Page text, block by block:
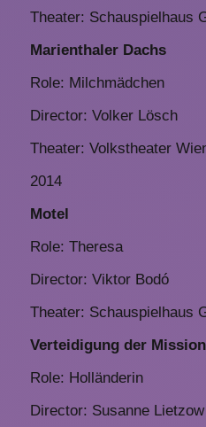
Theater: Schauspielhaus
Marienthaler Dachs
Role: Milchmädchen
Director: Volker Lösch
Theater: Volkstheater
2014
Motel
Role: Theresa
Director: Viktor Bodó
Theater: Schauspielhaus
Verteidigung der
Role: Holländerin
Director: Susanne Lietzow